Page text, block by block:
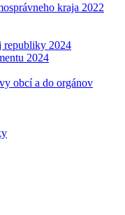
kraja 2022
republiky 2024
2024
obcí a do orgánov